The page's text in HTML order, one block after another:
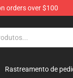
orders over $100
Rastreamento de